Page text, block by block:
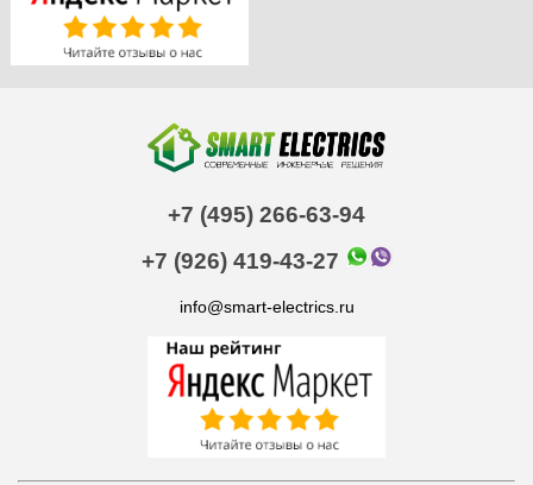
+7 (495) 266-63-94
+7 (926) 419-43-27
info@smart-electrics.ru